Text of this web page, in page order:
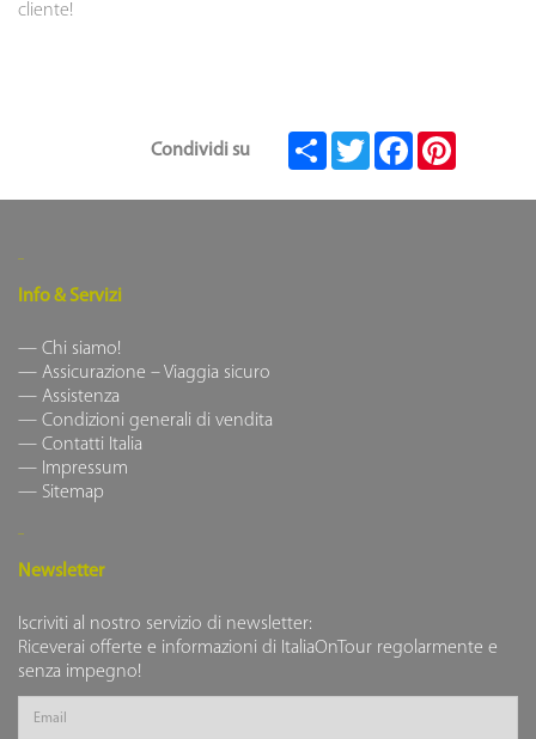
cliente!
Condividi su
Teilen Twitter Facebook
Info & Servizi
Chi siamo!
Assicurazione – Viaggia sicuro
Assistenza
Condizioni generali di vendita
Contatti Italia
Impressum
Sitemap
Newsletter
Iscriviti al nostro servizio di newsletter:
Riceverai offerte e informazioni di ItaliaOnTour regolarmente e
senza impegno!